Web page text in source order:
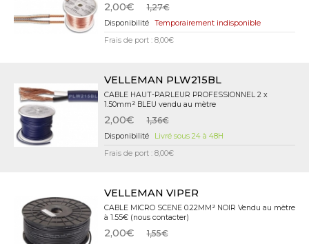
2,00€ 1,27€
Temporairement indisponible
Frais de port : 8,00€
VELLEMAN PLW215BL
CABLE HAUT-PARLEUR PROFESSIONNEL 2 x
1.50mm² BLEU vendu au mètre
2,00€ 1,36€
Livré sous 24 à 48H
Frais de port : 8,00€
VELLEMAN VIPER
CABLE MICRO SCENE 0.22MM² NOIR Vendu au mètre
à 1.55€ (nous contacter)
2,00€ 1,55€